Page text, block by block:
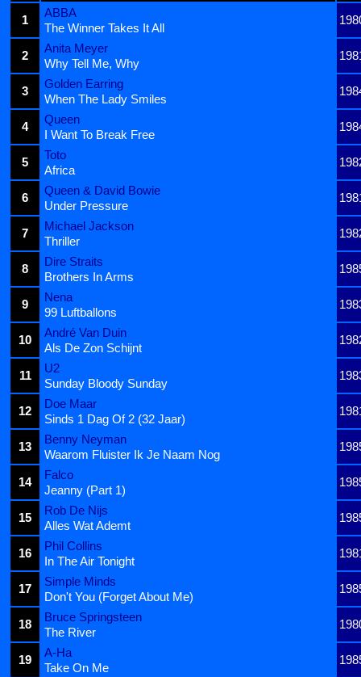
1
ABBA
The Winner Takes It All
2
Anita Meyer
Why Tell Me, Why
3
Golden Earring
When The Lady Smiles
4
Queen
I Want To Break Free
5
Toto
Africa
6
Queen & David Bowie
Under Pressure
7
Michael Jackson
Thriller
8
Dire Straits
Brothers In Arms
9
Nena
99 Luftballons
10
André Van Duin
Als De Zon Schijnt
11
U2
Sunday Bloody Sunday
12
Doe Maar
Sinds 1 Dag Of 2 (32 Jaar)
13
Benny Neyman
Waarom Fluister Ik Je Naam Nog
14
Falco
Jeanny (Part 1)
15
Rob De Nijs
Alles Wat Ademt
16
Phil Collins
In The Air Tonight
17
Simple Minds
Don't You (Forget About Me)
18
Bruce Springsteen
The River
19
A-Ha
Take On Me